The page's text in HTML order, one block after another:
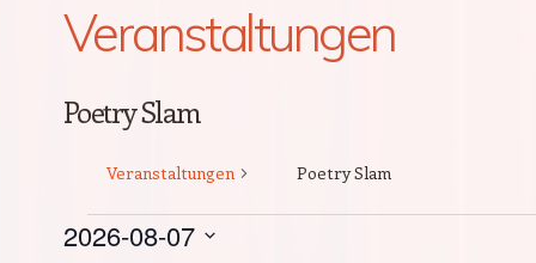
Veranstaltungen
Poetry Slam
Veranstaltungen Poetry Slam
Veranstaltungen
2026-08-07